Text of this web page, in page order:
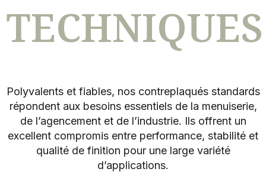
Polyvalents et fiables, nos contreplaqués standards
répondent aux besoins essentiels de la menuiserie,
de l’agencement et de l’industrie. Ils offrent un
excellent compromis entre performance, stabilité et
qualité de finition pour une large variété
d’applications.